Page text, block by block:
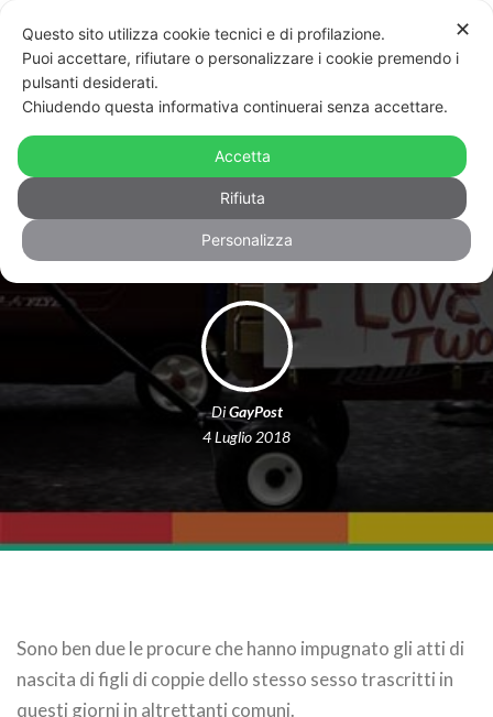
Due procure impugnano gli atti: a
rischio le trascrizioni dei figli di due
coppie gay
DiGayPost
4 Luglio 2018
Sono ben due le procure che hanno impugnato gli atti di
nascita di figli di coppie dello stesso sesso trascritti in
questi giorni in altrettanti comuni.
✕
Questo sito utilizza cookie tecnici e di profilazione.
Puoi accettare, rifiutare o personalizzare i cookie premendo i
pulsanti desiderati.
Chiudendo questa informativa continuerai senza accettare.
Accetta
Rifiuta
Personalizza